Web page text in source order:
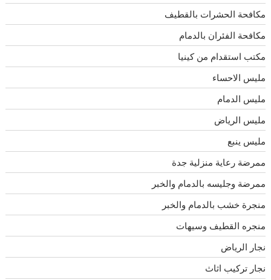
مكافحة الحشرات بالقطيف
مكافحة الفئران بالدمام
مكتب استقدام من كينيا
مليس الاحساء
مليس الدمام
مليس الرياض
مليس ينبع
ممرضة رعاية منزلية جدة
ممرضة وجليسه بالدمام والخبر
منجرة خشب بالدمام والخبر
منجره القطيف وسيهات
نجار الرياض
نجار تركيب اثاث